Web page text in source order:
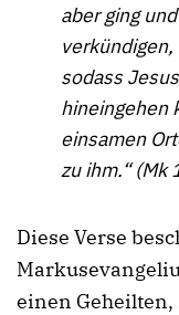
aber ging
sodass
hineingehen
einsamen
zu ihm.“ (Mk
Diese Verse
einen Geheilten,